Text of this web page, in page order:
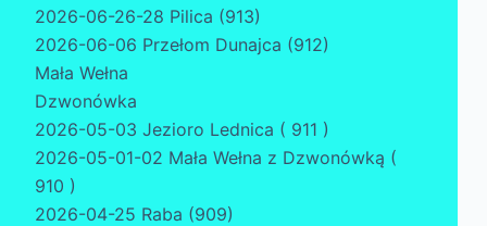
2026-06-26-28 Pilica (913)
2026-06-06 Przełom Dunajca (912)
Mała Wełna
Dzwonówka
2026-05-03 Jezioro Lednica ( 911 )
2026-05-01-02 Mała Wełna z Dzwonówką (
910 )
2026-04-25 Raba (909)